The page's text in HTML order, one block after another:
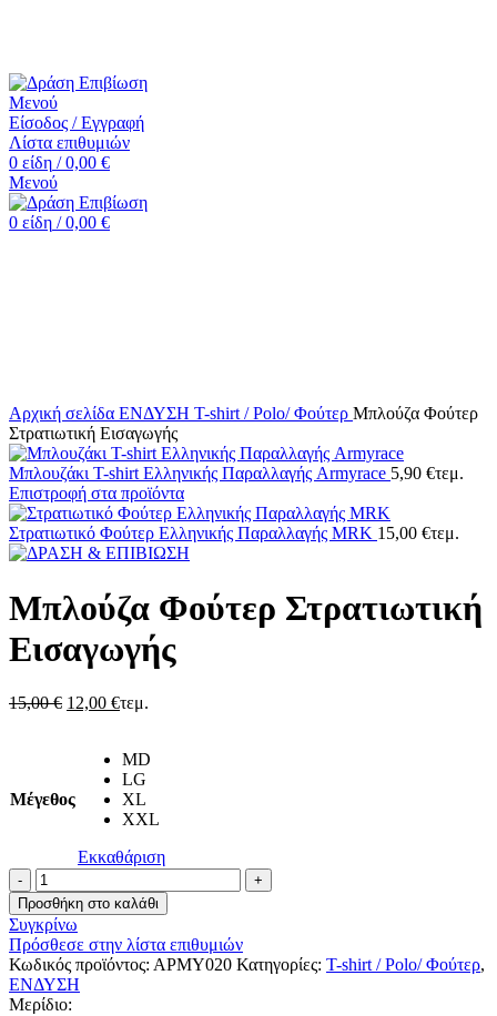
Μενού
Είσοδος / Εγγραφή
Λίστα επιθυμιών
0 είδη / 0,00 €
Μενού
0 είδη / 0,00 €
Αρχική σελίδα ΕΝΔΥΣΗ T-shirt / Polo/ Φούτερ Μπλούζα Φούτερ
Στρατιωτική Εισαγωγής
Μπλουζάκι T-shirt Ελληνικής Παραλλαγής Armyrace 5,90 €τεμ.
Επιστροφή στα προϊόντα
Στρατιωτικό Φούτερ Ελληνικής Παραλλαγής MRK 15,00 €τεμ.
Μπλούζα Φούτερ Στρατιωτική
Εισαγωγής
15,00€ Original
15,00 €.
12,00 €Η
είναι:
12,00 €.
τεμ.
Μέγεθος
MD
LG
XL
XXL
Εκκαθάριση
Μπλούζα
Φούτερ
Στρατιωτική
Εισαγωγής
ποσότητα
Προσθήκη στο καλάθι
Συγκρίνω
Πρόσθεσε στην λίστα επιθυμιών
Κωδικός προϊόντος: ΑΡΜΥ020 Κατηγορίες: T-shirt / Polo/ Φούτερ,
ΕΝΔΥΣΗ
Μερίδιο: